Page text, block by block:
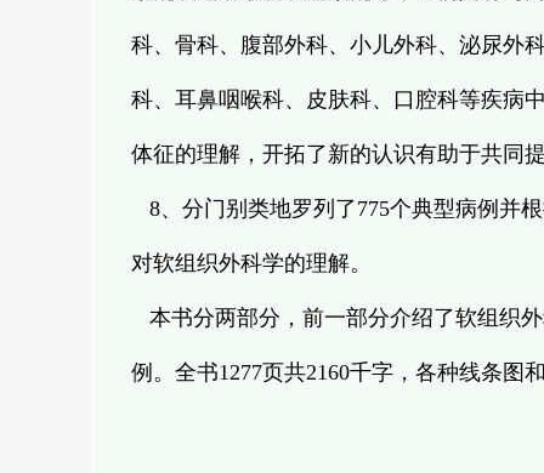
科、骨科、腹部外科、小儿外科、泌尿外
科、耳鼻咽喉科、皮肤科、口腔科等疾病
体征的理解，开拓了新的认识有助于共同
8、分门别类地罗列了775个典型病例并
对软组织外科学的理解。
本书分两部分，前一部分介绍了软组织
例。全书1277页共2160千字，各种线条图